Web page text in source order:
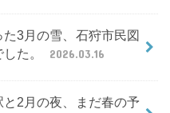
3月の雪、石狩市民図
た。
2026.03.16
と2月の夜、まだ春の予